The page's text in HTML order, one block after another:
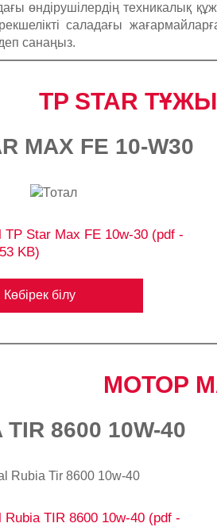
өндірушілердің техникалық
саладағы
санаңыз.
TP STAR
MAX FE 10-W30
TP Star Max FE 10w-30 (pdf -
KB)
Көбірек білу
МОТОР
TIR 8600 10W-40
Rubia TIR 8600 10w-40 (pdf -